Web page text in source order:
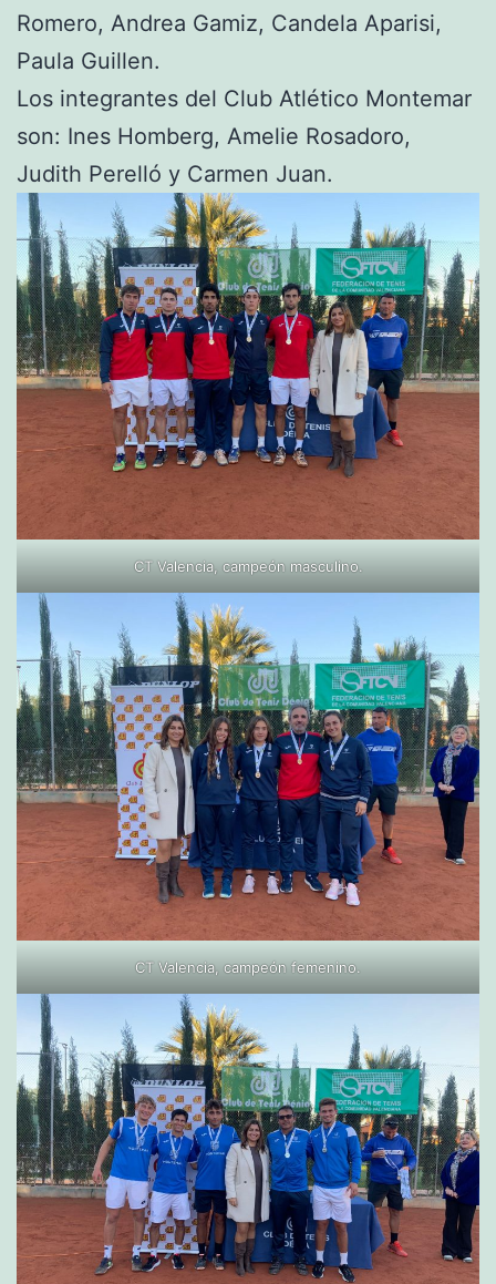
Romero, Andrea Gamiz, Candela Aparisi,
Paula Guillen.
Los integrantes del Club Atlético Montemar
son: Ines Homberg, Amelie Rosadoro,
Judith Perelló y Carmen Juan.
CT Valencia, campeón masculino.
CT Valencia, campeón femenino.